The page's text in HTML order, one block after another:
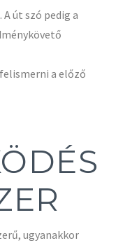
út szó pedig a
a előző
ugyanakkor